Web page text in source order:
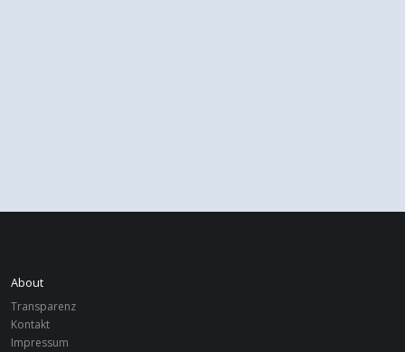
About
Transparenz
Kontakt
Impressum